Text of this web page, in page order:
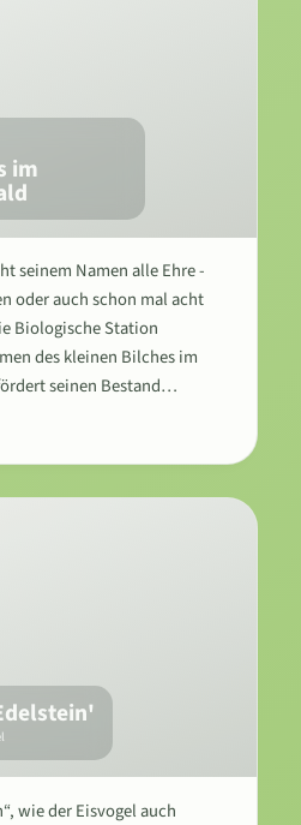
im
seinem Namen alle Ehre -
oder auch schon mal acht
Biologische Station
des kleinen Bilches im
seinen Bestand…
wie der Eisvogel auch